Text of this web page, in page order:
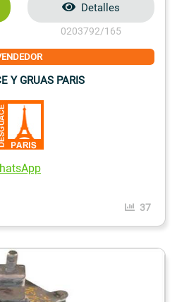
Detalles
0203792/165
Y GRUAS PARIS
37